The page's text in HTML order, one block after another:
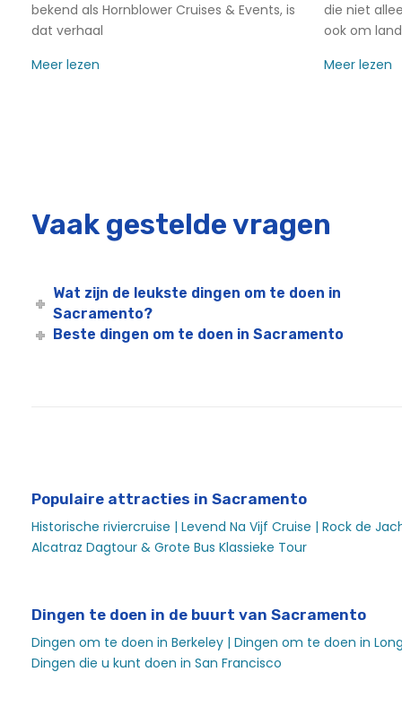
Sacramento Kerstcruise | Vakantie riviercruises met
Vloot van de stad Sacramento
Sacramento Groep Evenementen
Sacramento Holiday Cruises
Sacramento Vakantie Evenementen
Sacramento Labor Day Fun | Labor Day Weekend
Sacramento Moederdag Riviercruise | City Cruises™
Sacramento Rondleidingen & Bezienswaardigheden -
Sights and Sips Cruise in Sacramento (Alle Leeftijden) |
St. Patrick's Day Booze Cruise in Sacramento | City
bekend als Hornblower Cruises & Events, is
dat verhaal
Meer lezen
die niet
ook om
Meer lezen
Vaak gestelde vragen
Wat zijn de leukste dingen om te doen in
Sacramento?
Beste dingen om te doen in Sacramento
Populaire attracties in Sacramento
Historische riviercruise | Levend Na Vijf Cruise | Rock de
Alcatraz Dagtour & Grote Bus Klassieke Tour
Dingen te doen in de buurt van Sacramento
Dingen om te doen in Berkeley | Dingen om te doen in
Dingen die u kunt doen in San Francisco